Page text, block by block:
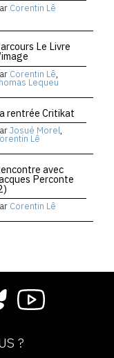
Corentin Lê
Le Livre
Corentin Lê,
Lequeu
rentrée Critikat
Josué Morel,
Lê
avec
Perconte
Corentin Lê
?